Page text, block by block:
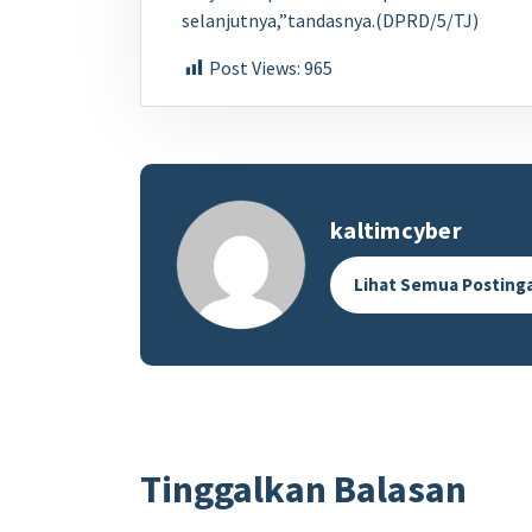
selanjutnya,”tandasnya.(DPRD/5/TJ)
Post Views: 965
kaltimcyber
Lihat Semua
Tinggalkan Balasan